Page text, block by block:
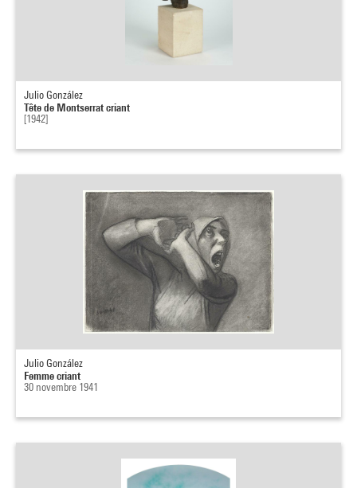
Julio González
Tête de Montserrat criant
[1942]
Julio González
Femme criant
30 novembre 1941